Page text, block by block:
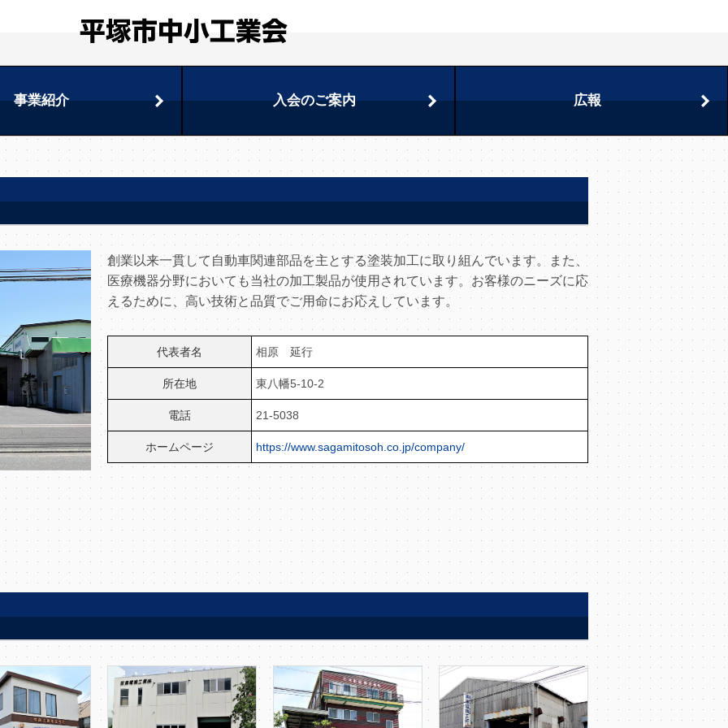
事業紹介 入会のご案内 広報
創業以来一貫して自動車関連部品を主とする塗装加工に取り組んでいます。また、
医療機器分野においても当社の加工製品が使用されています。お客様のニーズに応
えるために、高い技術と品質でご用命にお応えしています。
代表者名 相原 延行
所在地 東八幡5-10-2
電話 21-5038
ホームページ https://www.sagamitosoh.co.jp/company/